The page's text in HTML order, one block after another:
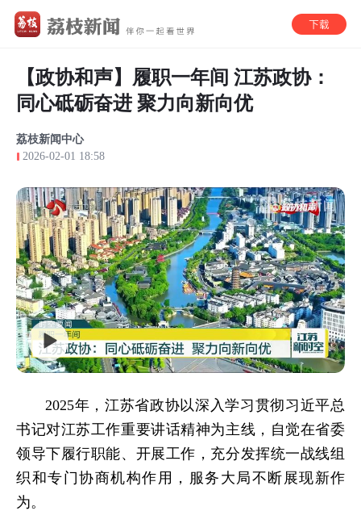
【政协和声】履职一年间 江苏政协：
同心砥砺奋进 聚力向新向优
荔枝新闻中心
2026-02-01 18:58
2025年，江苏省政协以深入学习贯彻习近平总
书记对江苏工作重要讲话精神为主线，自觉在省委
领导下履行职能、开展工作，充分发挥统一战线组
织和专门协商机构作用，服务大局不断展现新作
为。